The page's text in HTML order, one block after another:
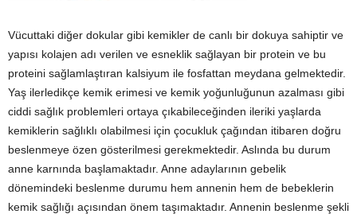
Vücuttaki diğer dokular gibi kemikler de canlı bir dokuya sahiptir ve
yapısı kolajen adı verilen ve esneklik sağlayan bir protein ve bu
proteini sağlamlaştıran kalsiyum ile fosfattan meydana gelmektedir.
Yaş ilerledikçe kemik erimesi ve kemik yoğunluğunun azalması gibi
ciddi sağlık problemleri ortaya çıkabileceğinden ileriki yaşlarda
kemiklerin sağlıklı olabilmesi için çocukluk çağından itibaren doğru
beslenmeye özen gösterilmesi gerekmektedir. Aslında bu durum
anne karnında başlamaktadır. Anne adaylarının gebelik
dönemindeki beslenme durumu hem annenin hem de bebeklerin
kemik sağlığı açısından önem taşımaktadır. Annenin beslenme şekli